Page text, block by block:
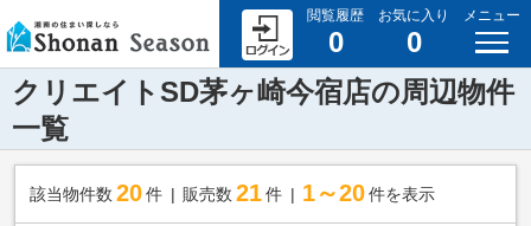
閲覧履歴
0
お気に入り
0
メニュー
クリエイトSD茅ヶ崎今宿店の周辺物件
一覧
該当物件数 20件 販売数 21 件 1～20 件を表示